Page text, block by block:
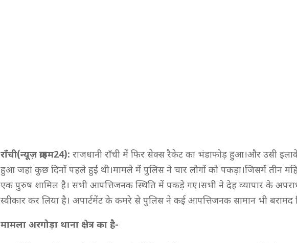
राँची(न्यूज़ क्राइम24): राजधानी राँची में फिर सेक्स रैकेट का भंडाफोड़ हुआ।और उसी
हुआ जहां कुछ दिनों पहले हुई थी।मामले में पुलिस ने चार लोगों को पकड़ा।जिसमें तीन
एक पुरुष शामिल है। सभी आपत्तिजनक स्थिति में पकड़े गए।सभी ने देह व्‍यापार के
स्वीकार कर लिया है। अपार्टमेंट के कमरे से पुलिस ने कई आपत्तिजनक सामान भी बरामद
मामला अरगोड़ा थाना क्षेत्र का है-